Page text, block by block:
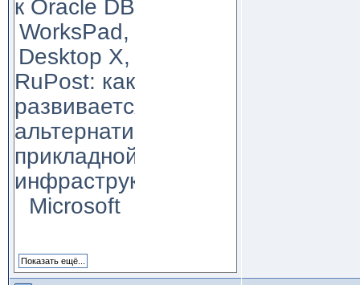
к Oracle DB
WorksPad,
Desktop X,
RuPost: как
развивается
альтернатива
прикладной
инфраструктуре
Microsoft